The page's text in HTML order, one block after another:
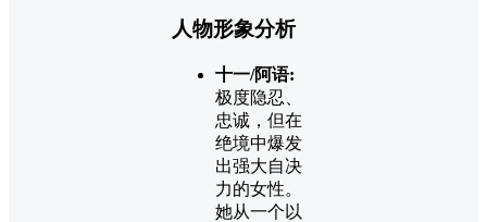
人物形象分析
十一/阿语:
极度隐忍、
忠诚，但在
绝境中爆发
出强大自决
力的女性。
她从一个以